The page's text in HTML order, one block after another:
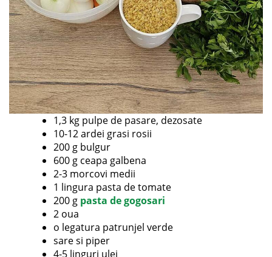
1,3 kg pulpe de pasare, dezosate
10-12 ardei grasi rosii
200 g bulgur
600 g ceapa galbena
2-3 morcovi medii
1 lingura pasta de tomate
200 g pasta de gogosari
2 oua
o legatura patrunjel verde
sare si piper
4-5 linguri ulei